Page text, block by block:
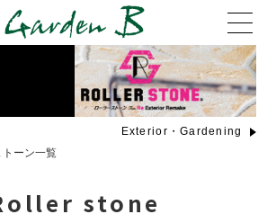
ーン一覧
Exterior・Gardening
stone